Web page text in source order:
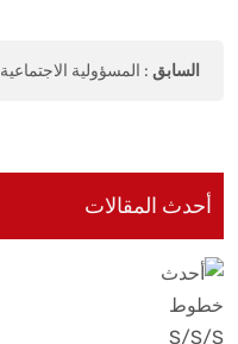
السابق : المسؤولية الاجتماعية
أحدث المقالات